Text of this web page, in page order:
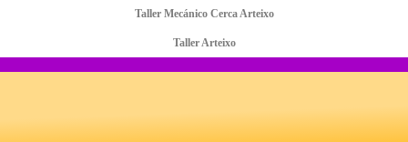
Taller Mecánico Cerca Arteixo
Taller Arteixo